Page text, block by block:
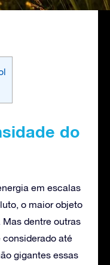
do
em escalas
o maior objeto
dentre outras
considerado até
gigantes essas